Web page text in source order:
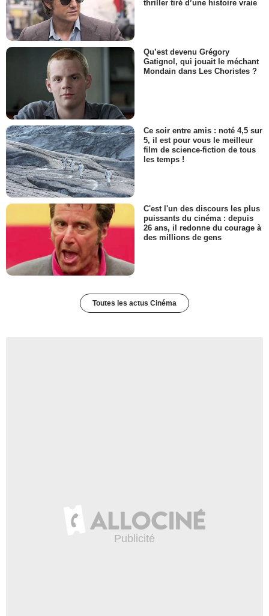
thriller tiré d’une histoire vraie
Qu’est devenu Grégory
Gatignol, qui jouait le méchant
Mondain dans Les Choristes ?
Ce soir entre amis : noté 4,5 sur
5, il est pour vous le meilleur
film de science-fiction de tous
les temps !
C'est l'un des discours les plus
puissants du cinéma : depuis
26 ans, il redonne du courage à
des millions de gens
Toutes les actus Cinéma